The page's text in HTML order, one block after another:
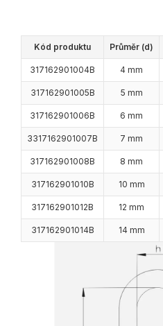
Kód produktu Průměr (d)
317162901004B 4 mm
317162901005B 5 mm
317162901006B 6 mm
3317162901007B 7 mm
317162901008B 8 mm
317162901010B 10 mm
317162901012B 12 mm
317162901014B 14 mm